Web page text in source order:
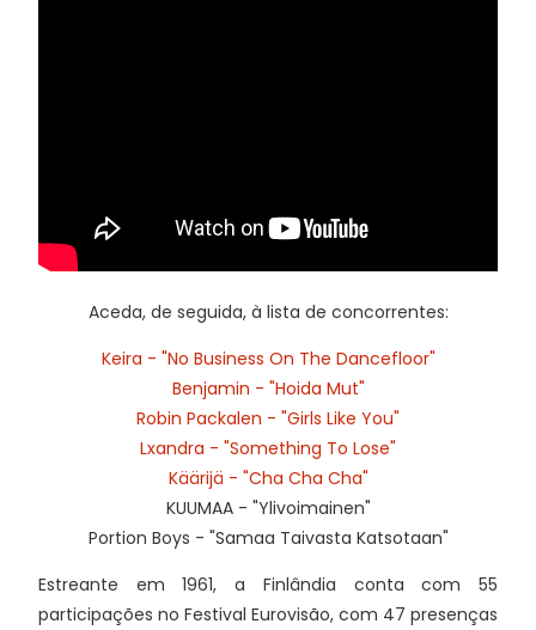
Aceda, de seguida, à lista de concorrentes:
Keira - "No Business On The Dancefloor"
Benjamin - "Hoida Mut"
Robin Packalen - "Girls Like You"
Lxandra - "Something To Lose"
Käärijä - "Cha Cha Cha"
KUUMAA - "Ylivoimainen"
Portion Boys - "Samaa Taivasta Katsotaan"
Estreante em 1961, a Finlândia conta com 55
participações no Festival Eurovisão, com 47 presenças